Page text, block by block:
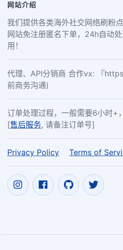
网站介绍
我们提供各类海外社交网络刷粉
网站免注册匿名下单，24h自动
用！
代理、API分销商 合作vx: 『
前商务沟通)
订单处理过程，一般需要6小时+
[售后服务, 请备注订单号]
Privacy Policy Terms of